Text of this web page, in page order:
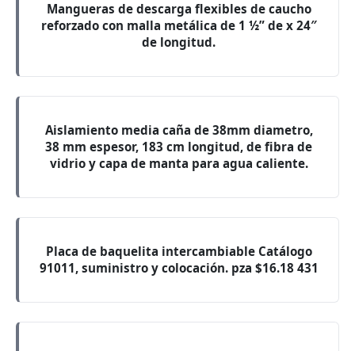
Mangueras de descarga flexibles de caucho
reforzado con malla metálica de 1 ½” de x 24″
de longitud.
Aislamiento media caña de 38mm diametro,
38 mm espesor, 183 cm longitud, de fibra de
vidrio y capa de manta para agua caliente.
Placa de baquelita intercambiable Catálogo
91011, suministro y colocación. pza $16.18 431